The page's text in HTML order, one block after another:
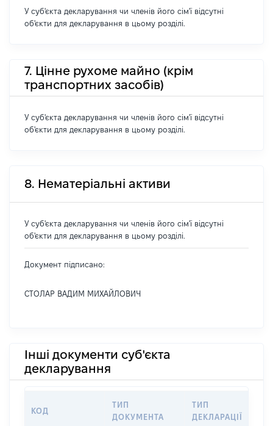
У суб'єкта декларування чи членів його сім'ї відсутні
об'єкти для декларування в цьому розділі.
7. Цінне рухоме майно (крім
транспортних засобів)
У суб'єкта декларування чи членів його сім'ї відсутні
об'єкти для декларування в цьому розділі.
8. Нематеріальні активи
У суб'єкта декларування чи членів його сім'ї відсутні
об'єкти для декларування в цьому розділі.
Документ підписано:
СТОЛАР ВАДИМ МИХАЙЛОВИЧ
Інші документи суб'єкта
декларування
КОД
ТИП
ДОКУМЕНТА
ТИП
ДЕКЛАРАЦІЇ